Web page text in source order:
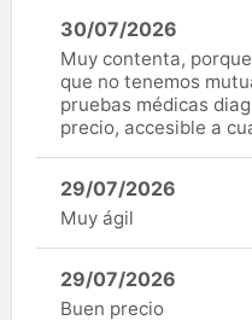
30/07/2026
Muy contenta,
que no tenemos
pruebas médicas
precio, accesible a
29/07/2026
Muy ágil
29/07/2026
Buen precio